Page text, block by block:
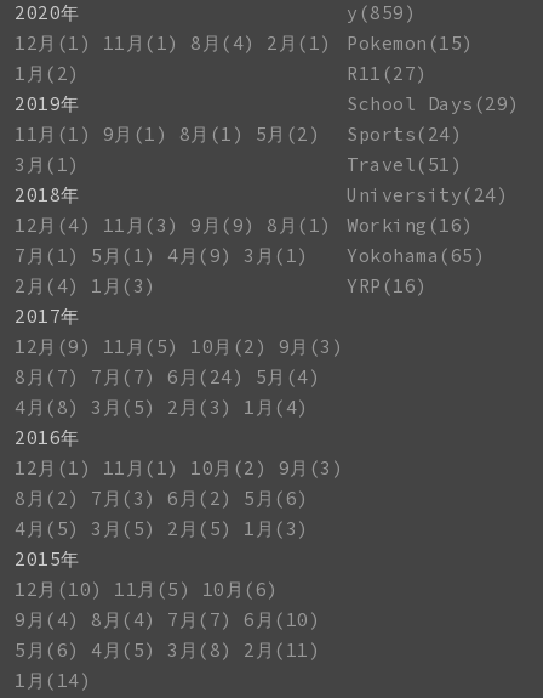
2020年
12月(1)
11月(1) 8月(4)
2月(1)
1月(2)
2019年
11月(1)
9月(1) 8月(1)
5月(2)
3月(1)
2018年
12月(4)
11月(3) 9月(9)
8月(1)
7月(1)
5月(1) 4月(9)
3月(1)
2月(4)
1月(3)
2017年
12月(9)
11月(5) 10月(2)
9月(3)
8月(7)
7月(7) 6月(24)
5月(4)
4月(8)
3月(5) 2月(3)
1月(4)
2016年
12月(1)
11月(1) 10月(2)
9月(3)
8月(2)
7月(3) 6月(2)
5月(6)
4月(5)
3月(5) 2月(5)
1月(3)
2015年
12月(10)
11月(5)
10月(6)
9月(4)
8月(4) 7月(7)
6月(10)
5月(6)
4月(5) 3月(8)
2月(11)
1月(14)
y(859)
Pokemon(15)
R11(27)
School Days(29)
Sports(24)
Travel(51)
University(24)
Working(16)
Yokohama(65)
YRP(16)